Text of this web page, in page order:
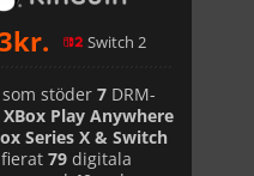
kr. Switch 2
stöder 7 DRM-
Play Anywhere
Series X & Switch
79 digitala